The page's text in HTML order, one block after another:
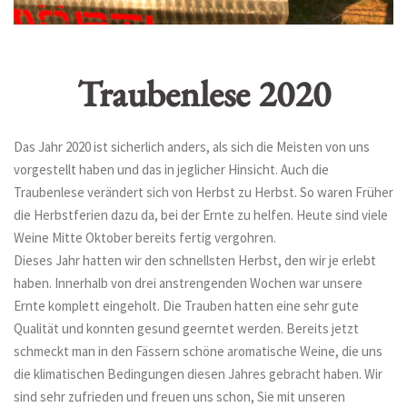
Traubenlese 2020
Das Jahr 2020 ist sicherlich anders, als sich die Meisten von uns
vorgestellt haben und das in jeglicher Hinsicht. Auch die
Traubenlese verändert sich von Herbst zu Herbst. So waren Früher
die Herbstferien dazu da, bei der Ernte zu helfen. Heute sind viele
Weine Mitte Oktober bereits fertig vergohren.
Dieses Jahr hatten wir den schnellsten Herbst, den wir je erlebt
haben. Innerhalb von drei anstrengenden Wochen war unsere
Ernte komplett eingeholt. Die Trauben hatten eine sehr gute
Qualität und konnten gesund geerntet werden. Bereits jetzt
schmeckt man in den Fässern schöne aromatische Weine, die uns
die klimatischen Bedingungen diesen Jahres gebracht haben. Wir
sind sehr zufrieden und freuen uns schon, Sie mit unseren